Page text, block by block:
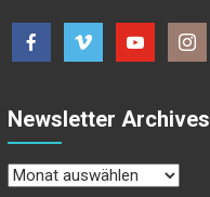
Newsletter Archives
Newsletter